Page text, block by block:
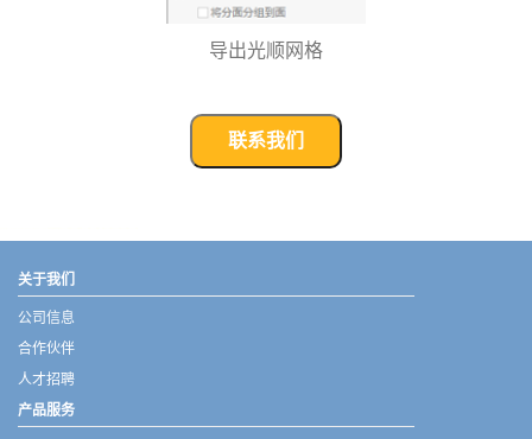
导出光顺网格
联系我们
关于我们
公司信息
合作伙伴
人才招聘
产品服务